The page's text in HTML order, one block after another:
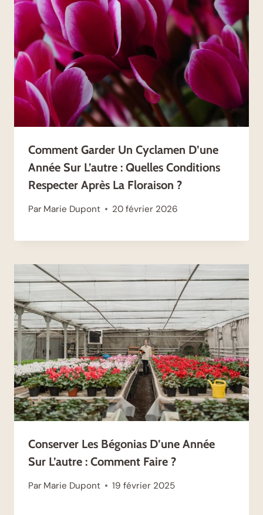
Comment Garder Un Cyclamen D’une
Année Sur L’autre : Quelles Conditions
Respecter Après La Floraison ?
Par Marie Dupont 20 février 2026
Conserver Les Bégonias D’une Année
Sur L’autre : Comment Faire ?
Par Marie Dupont 19 février 2025